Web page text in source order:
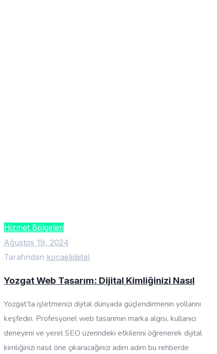
Hizmet Bölgeleri
Ağustos 19, 2024
Tarafından kocaelidijital
Yozgat Web Tasarım: Dijital Kimliğinizi Nasıl
Yozgat’ta işletmenizi dijital dünyada güçlendirmenin yollarını
keşfedin. Profesyonel web tasarımın marka algısı, kullanıcı
deneyimi ve yerel SEO üzerindeki etkilerini öğrenerek dijital
kimliğinizi nasıl öne çıkaracağınızı adım adım bu rehberde